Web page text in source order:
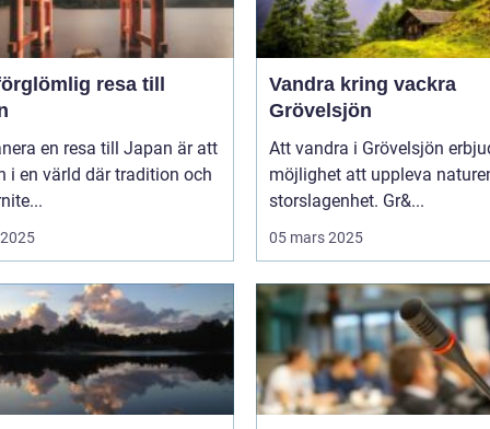
resa till
en resa till Japan är att
i en värld där tradition och
Vandra kring vackra
Grövelsjön
Att vandra i Grövelsjön
möjlighet att uppleva
storslagenhet. Gr&...
05 mars 2025